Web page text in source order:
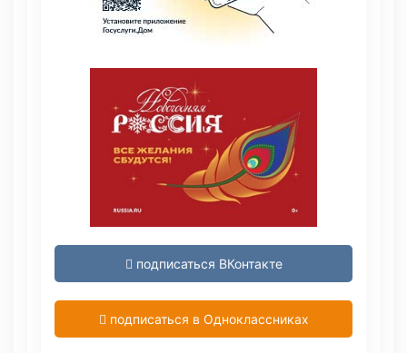
подписаться ВКонтакте
подписаться в Одноклассниках